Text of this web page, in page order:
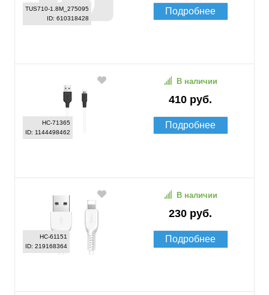
TUS710-1.8M_275095
ID: 610318428
Подробнее
HC-71365
ID: 1144498462
410 руб.
В наличии
Подробнее
HC-61151
ID: 219168364
230 руб.
В наличии
Подробнее